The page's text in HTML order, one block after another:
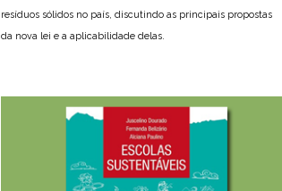
resíduos sólidos no país, discutindo as principais propostas
da nova lei e a aplicabilidade delas.